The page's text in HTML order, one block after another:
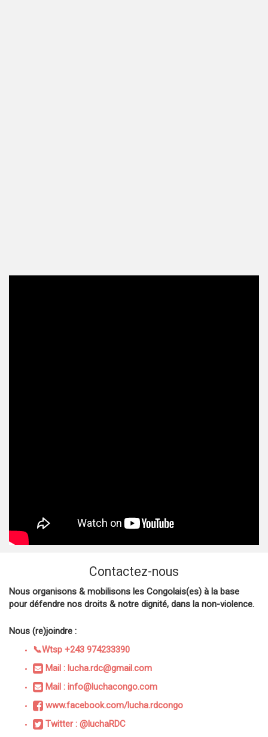
Contactez-nous
Nous organisons & mobilisons les Congolais(es) à la base
pour défendre nos droits & notre dignité, dans la non-violence.
Nous (re)joindre :
📞Wtsp +243 974233390
Mail : lucha.rdc@gmail.com
Mail : info@luchacongo.com
www.facebook.com/lucha.rdcongo
Twitter : @luchaRDC